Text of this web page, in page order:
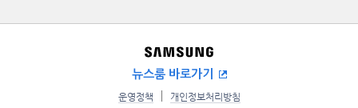
뉴스룸 바로가기
운영정책 개인정보처리방침